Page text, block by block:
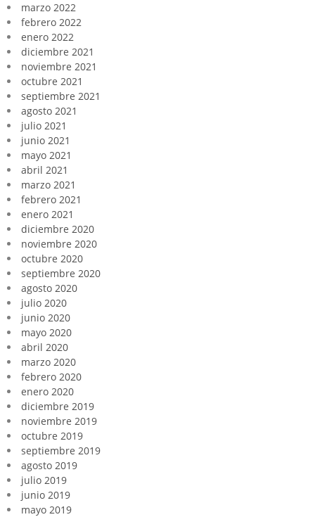
marzo 2022
febrero 2022
enero 2022
diciembre 2021
noviembre 2021
octubre 2021
septiembre 2021
agosto 2021
julio 2021
junio 2021
mayo 2021
abril 2021
marzo 2021
febrero 2021
enero 2021
diciembre 2020
noviembre 2020
octubre 2020
septiembre 2020
agosto 2020
julio 2020
junio 2020
mayo 2020
abril 2020
marzo 2020
febrero 2020
enero 2020
diciembre 2019
noviembre 2019
octubre 2019
septiembre 2019
agosto 2019
julio 2019
junio 2019
mayo 2019